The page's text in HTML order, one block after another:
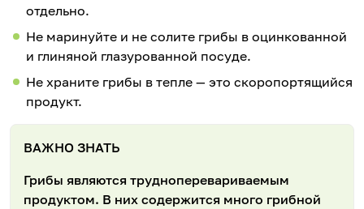
отдельно.
Не маринуйте и не солите грибы в оцинкованной
и глиняной глазурованной посуде.
Не храните грибы в тепле — это скоропортящийся
продукт.
ВАЖНО ЗНАТЬ
Грибы являются трудноперевариваемым
продуктом. В них содержится много грибной